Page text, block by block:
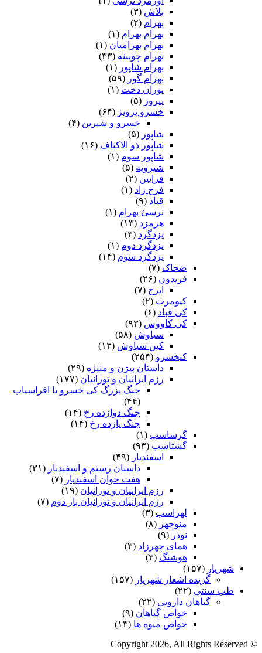
بلاش (۳)
بهرام (۲)
بهرام بهرام (۱)
بهرام بهرامیان‏ (۱)
بهرام چوبینه (۳۳)
بهرام شاپور (۱)
بهرام گور (۵۹)
پوران دخت (۱)
پیروز (۵)
خسرو پرویز (۶۴)
خسرو و شیرین (۴)
شاپور (۵)
شاپور ذو الاکتاف (۱۶)
شاپور سوم‏ (۱)
شیرویه (۵)
فرایین (۲)
فرخ زاد (۱)
قباد (۹)
نرسئ بهرام‏ (۱)
هرمزد (۱۳)
یزدگرد (۳)
یزدگرد دوم (۱)
یزدگرد سوم (۱۴)
ضحاک (۷)
فریدون (۲۶)
ایرج (۷)
کیومرث (۲)
کی قباد (۶)
کی کاووس (۹۳)
سیاوش (۵۸)
کین سیاوش (۱۳)
کیخسرو (۲۵۴)
داستان بیژن و منیژه (۲۹)
رزم ایرانیان و تورانیان (۱۷۷)
جنگ بزرگ کی خسرو با افراسیاب
(۴۴)
جنگ دوازده رخ (۱۴)
جنگ یازده رخ (۱۴)
گرشاسپ (۱)
گشتاسب (۹۳)
اسفندیار (۴۹)
داستان رستم و اسفندیار (۳۱)
هفت خوان اسفندیار (۷)
رزم ایرانیان و تورانیان (۱۹)
رزم ایرانیان و تورانیان بار دوم (۷)
لهراسب (۳)
منوچهر (۸)
نوذر (۹)
هماى چهرزاد (۳)
هوشنگ (۳)
شهریار (۱۵۷)
گزیده اشعار شهریار (۱۵۷)
طب سنتی (۲۲)
گیاهان دارویی (۲۲)
خواص گیاهان (۹)
خواص میوه ها (۱۳)
© Copyright 2026, All Rights Reserved